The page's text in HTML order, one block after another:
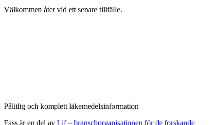
Välkommen åter vid ett senare tillfälle.
Pålitlig och komplett läkemedelsinformation
Fass är en del av Lif – branschorganisationen för de forskande